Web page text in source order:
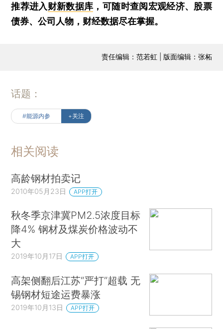
推荐进入财新数据库 ，可随时查阅宏观经济、股票
债券、公司人物，财经数据尽在掌握。
责任编辑：范若虹 | 版面编辑：张柘
话题：
#能源内参 +关注
相关阅读
高龄钢材拍卖记
2010年05月23日 APP打开
秋冬季京津冀PM2.5浓度目标
降4% 钢材及煤炭价格波动不
大
2019年10月17日 APP打开
高架侧翻后江苏“严打”超载 无
锡钢材短途运费暴涨
2019年10月13日 APP打开